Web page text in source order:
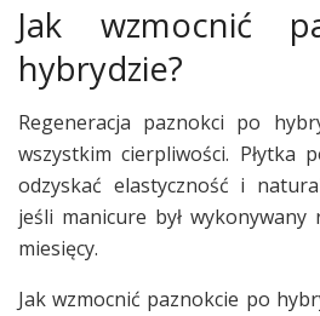
Jak wzmocnić
hybrydzie?
Regeneracja paznokci po
wszystkim cierpliwości. Płytka
odzyskać elastyczność i
jeśli manicure był
miesięcy.
Jak wzmocnić paznokcie po